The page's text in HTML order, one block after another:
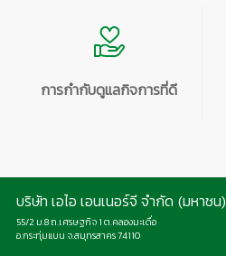
การกำกับดูแลกิจการที่ดี
บริษัท เอไอ เอนเนอร์จี จำกัด (มหาชน)
55/2 ม.8 ถ.เศรษฐกิจ 1 ต.คลองมะเดื่อ
อ.กระทุ่มแบน จ.สมุทรสาคร 74110